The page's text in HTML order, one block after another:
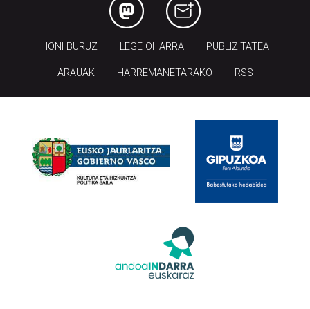
HONI BURUZ LEGE OHARRA PUBLIZITATEA
ARAUAK HARREMANETARAKO RSS